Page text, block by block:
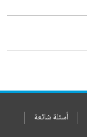
أسئلة شائعة